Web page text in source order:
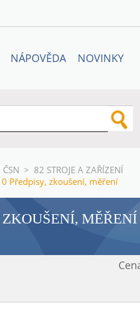
NÁPOVĚDA NOVINKY
> 82 STROJE A ZAŘÍZENÍ
Předpisy, zkoušení, měření
ZKOUŠENÍ, MĚŘENÍ